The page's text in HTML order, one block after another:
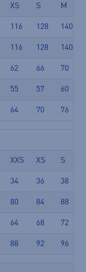
XS S M
116 128 140
116 128 140
62 66 70
55 57 60
64 70 76
XXS XS S
34 36 38
80 84 88
64 68 72
88 92 96